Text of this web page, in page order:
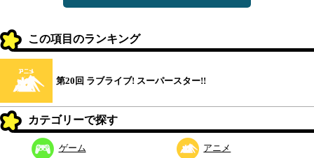
この項目のランキング
第20回 ラブライブ! スーパースター!!
カテゴリーで探す
ゲーム アニメ